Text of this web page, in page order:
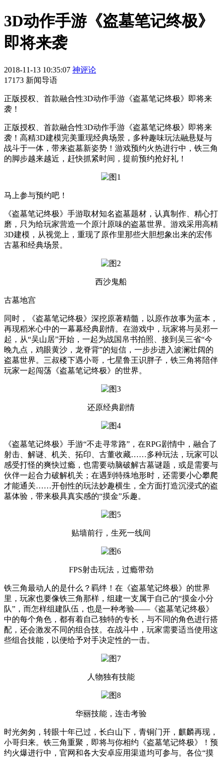
3D动作手游《盗墓笔记终极》
即将来袭
2018-11-13 10:35:07 神评论
17173 新闻导语
正版授权、首款融合性3D动作手游《盗墓笔记终极》即将来
袭！
正版授权、首款融合性3D动作手游《盗墓笔记终极》即将来
袭！高精3D建模完美重现经典场景，多种趣味玩法融悬疑与
战斗于一体，带来盗墓新姿势！游戏预约火热进行中，铁三角
的脚步越来越近，赶快抓紧时间，提前预约抢好礼！
马上参与预约吧！
《盗墓笔记终极》手游取材知名盗墓题材，认真制作、精心打
磨，只为给玩家营造一个原汁原味的盗墓世界。游戏采用高精
3D建模，从视觉上，重现了原作里那些大胆想象出来的宏伟
古墓和经典场景。
西沙鬼船
古墓地宫
同时，《盗墓笔记终极》深挖原著精髓，以原作故事为蓝本，
再现稻米心中的一幕幕经典剧情。在游戏中，玩家将与吴邪一
起，从“吴山居”开始，一起为战国帛书拍照、接到吴三省“今
晚九点，鸡眼黄沙，龙脊背”的短信，一步步进入波澜壮阔的
盗墓世界。三叔楼下遇小哥，七星鲁王识胖子，铁三角将陪伴
玩家一起闯荡《盗墓笔记终极》的世界。
还原经典剧情
《盗墓笔记终极》手游“不走寻常路”，在RPG剧情中，融合了
射击、解谜、机关、拓印、古董收藏……多种玩法，玩家可以
感受打怪的爽快过瘾，也需要动脑破解古墓谜题，或是需要与
伙伴一起合力破解机关；在遇到特殊地形时，还需要小心攀爬
才能通关……开创性的玩法妙趣横生，全方面打造沉浸式的盗
墓体验，带来极具真实感的“摸金”乐趣。
贴墙前行，生死一线间
FPS射击玩法，过瘾带劲
铁三角最动人的是什么？羁绊！在《盗墓笔记终极》的世界
里，玩家也要像铁三角那样，组建一支属于自己的“摸金小分
队”，而怎样组建队伍，也是一种考验——《盗墓笔记终极》
中的每个角色，都有着自己独特的专长，与不同的角色进行搭
配，还会激发不同的组合技。在战斗中，玩家需要适当使用这
些组合技能，以便给予对手决定性的一击。
人物独有技能
华丽技能，连击考验
时光匆匆，转眼十年已过，长白山下，青铜门开，麒麟再现，
小哥归来。铁三角重聚，即将与你相约《盗墓笔记终极》！预
约火爆进行中，官网和各大安卓应用渠道均可参与。各位“摸